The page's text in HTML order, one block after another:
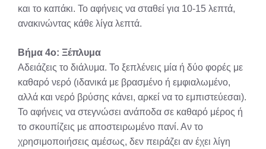
και το καπάκι. Το αφήνεις να σταθεί για 10-15 λεπτά,
ανακινώντας κάθε λίγα λεπτά.
Βήμα 4ο: Ξέπλυμα
Αδειάζεις το διάλυμα. Το ξεπλένεις μία ή δύο φορές με
καθαρό νερό (ιδανικά με βρασμένο ή εμφιαλωμένο,
αλλά και νερό βρύσης κάνει, αρκεί να το εμπιστεύεσαι).
Το αφήνεις να στεγνώσει ανάποδα σε καθαρό μέρος ή
το σκουπίζεις με αποστειρωμένο πανί. Αν το
χρησιμοποιήσεις αμέσως, δεν πειράζει αν έχει λίγη